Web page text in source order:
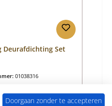
Deurafdichting Set
01038316
Doorgaan zonder te accepteren